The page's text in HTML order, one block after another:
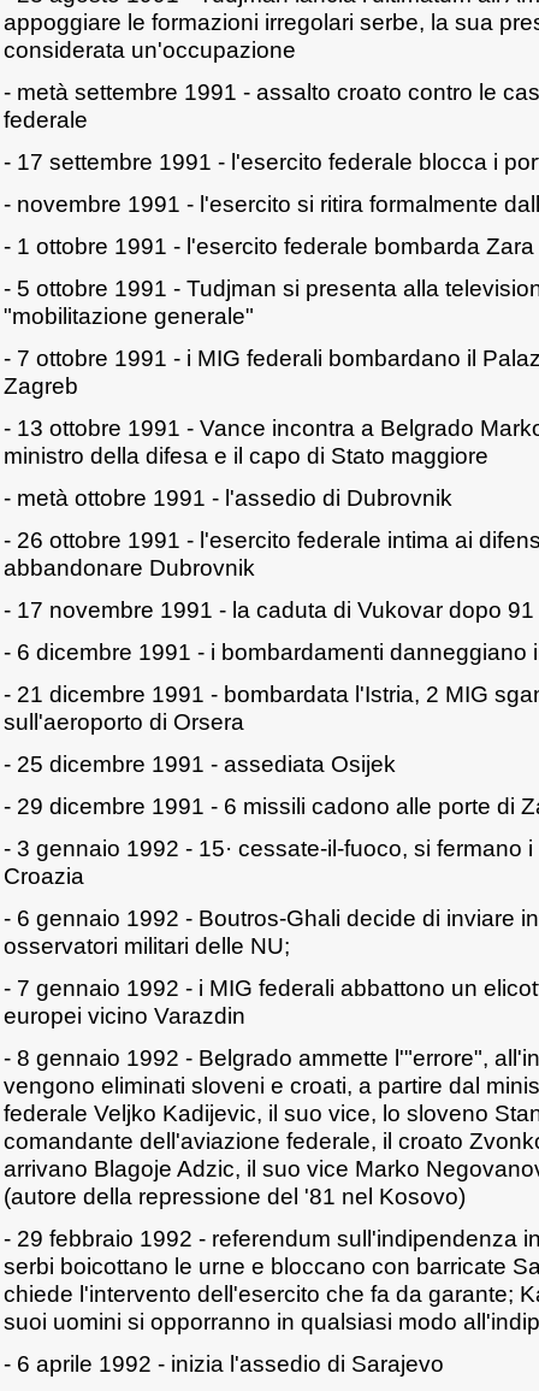
appoggiare le formazioni irregolari serbe, la sua
considerata un'occupazione
- metà settembre 1991 - assalto croato contro le
federale
- 17 settembre 1991 - l'esercito federale blocca i
- novembre 1991 - l'esercito si ritira formalmente
- 1 ottobre 1991 - l'esercito federale bombarda
- 5 ottobre 1991 - Tudjman si presenta alla
"mobilitazione generale"
- 7 ottobre 1991 - i MIG federali bombardano il
Zagreb
- 13 ottobre 1991 - Vance incontra a Belgrado
ministro della difesa e il capo di Stato maggiore
- metà ottobre 1991 - l'assedio di Dubrovnik
- 26 ottobre 1991 - l'esercito federale intima ai
abbandonare Dubrovnik
- 17 novembre 1991 - la caduta di Vukovar dopo
- 6 dicembre 1991 - i bombardamenti danneggiano
- 21 dicembre 1991 - bombardata l'Istria, 2 MIG
sull'aeroporto di Orsera
- 25 dicembre 1991 - assediata Osijek
- 29 dicembre 1991 - 6 missili cadono alle porte di
- 3 gennaio 1992 - 15· cessate-il-fuoco, si fermano
Croazia
- 6 gennaio 1992 - Boutros-Ghali decide di inviare
osservatori militari delle NU;
- 7 gennaio 1992 - i MIG federali abbattono un
europei vicino Varazdin
- 8 gennaio 1992 - Belgrado ammette l'"errore",
vengono eliminati sloveni e croati, a partire dal
federale Veljko Kadijevic, il suo vice, lo sloveno
comandante dell'aviazione federale, il croato
arrivano Blagoje Adzic, il suo vice Marko
(autore della repressione del '81 nel Kosovo)
- 29 febbraio 1992 - referendum sull'indipendenza
serbi boicottano le urne e bloccano con barricate
chiede l'intervento dell'esercito che fa da garante;
suoi uomini si opporranno in qualsiasi modo
- 6 aprile 1992 - inizia l'assedio di Sarajevo